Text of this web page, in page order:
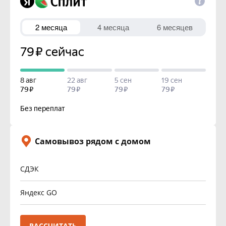
Самовывоз рядом с домом
СДЭК
Яндекс GO